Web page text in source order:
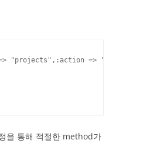
"projects",:action => "update"})
을 통해 적절한 method가